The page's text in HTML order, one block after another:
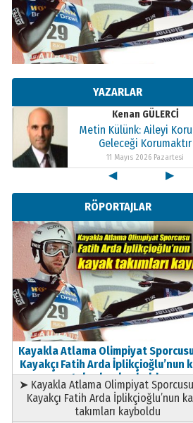
YAZARLAR
Kenan GÜLERCİ
Metin Külünk: Aileyi
Geleceği Korumaktır
11 Mayıs 2026 Pazartesi
Kenan GÜLERCİ
Metin Külünk: Aileyi
Geleceği Korumaktır
11 Mayıs 2026 Pazartesi
Kenan GÜLERCİ
Metin Külünk: Aileyi
Geleceği Korumaktır
11 Mayıs 2026 Pazartesi
◀ ▶
RÖPORTAJLAR
Kayakla Atlama Olimpiyat
Kayakçı Fatih Arda İplikçioğlu’nun
takımları kayboldu
➤ Kayakla Atlama Olimpiyat
Kayakçı Fatih Arda İplikçioğlu’nun
takımları kayboldu